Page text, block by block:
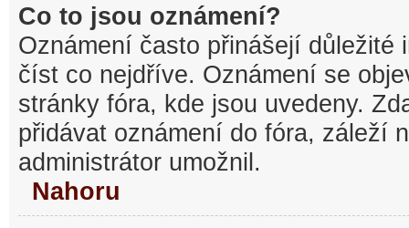
Co to jsou oznámení?
Oznámení často přinášejí důležité
číst co nejdříve. Oznámení se
stránky fóra, kde jsou uvedeny.
přidávat oznámení do fóra, záleží
administrátor umožnil.
Nahoru